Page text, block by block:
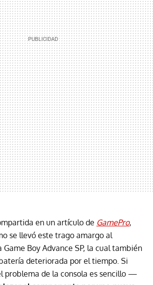
en un artículo de GamePro,
se llevó este trago amargo al
Game Boy Advance SP, la cual también
deteriorada por el tiempo. Si
problema de la consola es sencillo —